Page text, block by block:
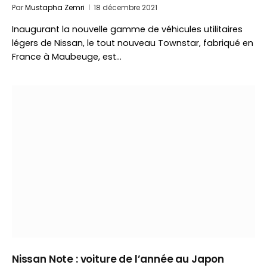
ParMustapha Zemri 18 décembre 2021
Inaugurant la nouvelle gamme de véhicules utilitaires
légers de Nissan, le tout nouveau Townstar, fabriqué en
France à Maubeuge, est…
Nissan Note : voiture de l’année au Japon